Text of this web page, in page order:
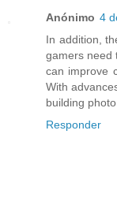
Anónimo 4
In addition,
gamers need
can improve
With
building
Responder